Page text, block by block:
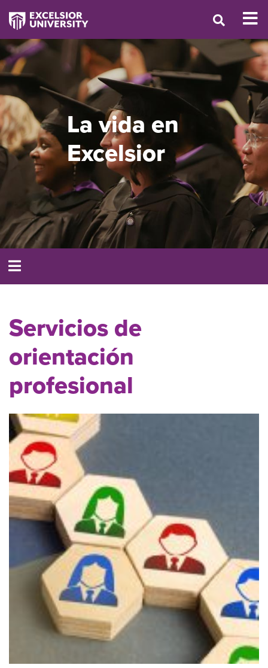
La vida en
Excelsior
Servicios de
orientación
profesional